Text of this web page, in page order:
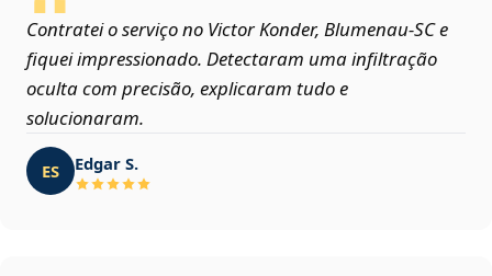
Contratei o serviço no Victor Konder, Blumenau‑SC e
fiquei impressionado. Detectaram uma infiltração
oculta com precisão, explicaram tudo e
solucionaram.
ES Edgar S.